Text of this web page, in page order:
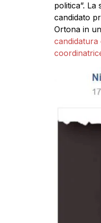
politica”. La
candidato
Ortona in
candidatura